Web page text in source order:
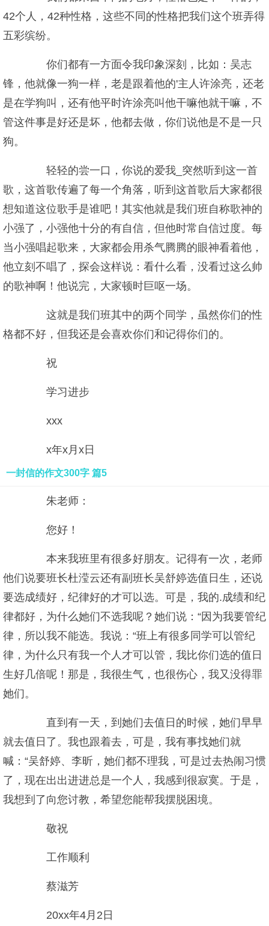
42个人，42种性格，这些不同的性格把我们这个班弄得
五彩缤纷。
你们都有一方面令我印象深刻，比如：吴志
锋，他就像一狗一样，老是跟着他的'主人许涂亮，还老
是在学狗叫，还有他平时许涂亮叫他干嘛他就干嘛，不
管这件事是好还是坏，他都去做，你们说他是不是一只
狗。
轻轻的尝一口，你说的爱我_突然听到这一首
歌，这首歌传遍了每一个角落，听到这首歌后大家都很
想知道这位歌手是谁吧！其实他就是我们班自称歌神的
小强了，小强他十分的有自信，但他时常自信过度。每
当小强唱起歌来，大家都会用杀气腾腾的眼神看着他，
他立刻不唱了，探会这样说：看什么看，没看过这么帅
的歌神啊！他说完，大家顿时巨呕一场。
这就是我们班其中的两个同学，虽然你们的性
格都不好，但我还是会喜欢你们和记得你们的。
祝
学习进步
xxx
x年x月x日
一封信的作文300字 篇5
朱老师：
您好！
本来我班里有很多好朋友。记得有一次，老师
他们说要班长杜滢云还有副班长吴舒婷选值日生，还说
要选成绩好，纪律好的才可以选。可是，我的.成绩和纪
律都好，为什么她们不选我呢？她们说：“因为我要管纪
律，所以我不能选。我说：“班上有很多同学可以管纪
律，为什么只有我一个人才可以管，我比你们选的值日
生好几倍呢！那是，我很生气，也很伤心，我又没得罪
她们。
直到有一天，到她们去值日的时候，她们早早
就去值日了。我也跟着去，可是，我有事找她们就
喊：“吴舒婷、李昕，她们都不理我，可是过去热闹习惯
了，现在出出进进总是一个人，我感到很寂寞。于是，
我想到了向您讨教，希望您能帮我摆脱困境。
敬祝
工作顺利
蔡滋芳
20xx年4月2日